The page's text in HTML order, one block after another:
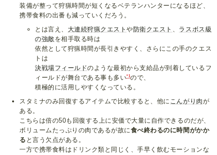
装備が整って狩猟時間が短くなるベテランハンターになるほど、
携帯食料の出番も減っていくだろう。
とは言え、 大連続狩猟クエストや防衛クエスト
ラスボス級
の強敵を相手取る時は
依然として狩猟時間が長引きやすく、さらにこの手のクエス
トは
決戦場フィールドのような最初から支給品が到着しているフ
ィールドが舞台である事も多い*1ので、
積極的に活用しやすくなっている。
スタミナのみ回復するアイテムで比較すると、他に こんがり肉が
ある。
こちらは倍の50も回復する上に安価で大量に自作できるのだが、
ボリュームたっぷりの肉であるが故に食べ終わるのに時間がかか
る と言う欠点がある。
一方で携帯食料はドリンク類と同じく、手早く飲むモーションな